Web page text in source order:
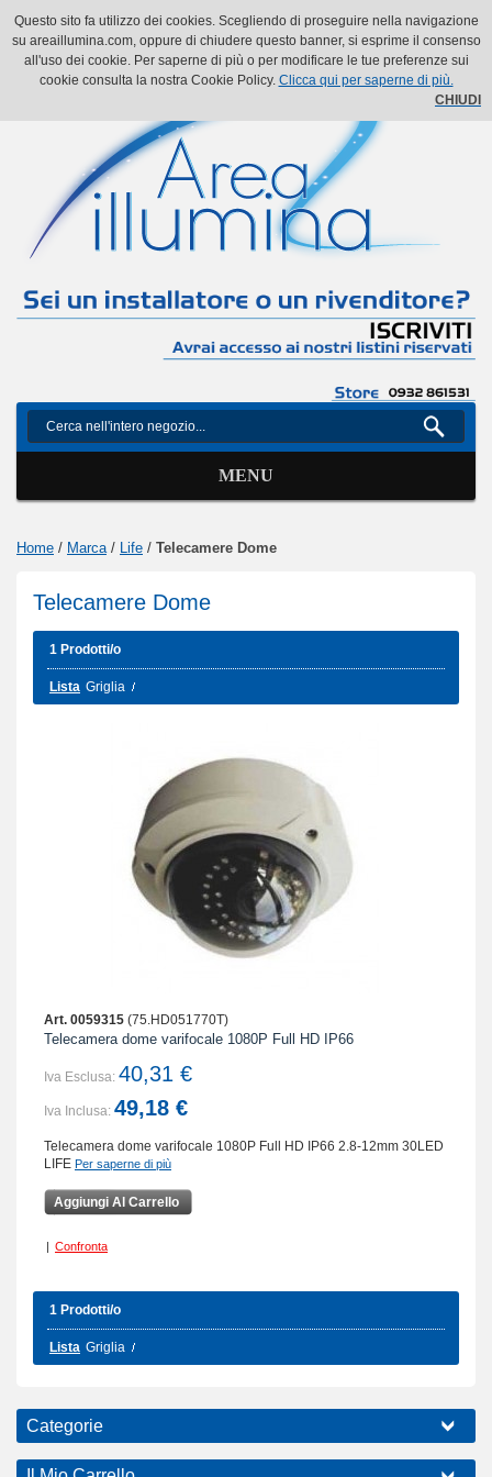
Il mio account Il mio carrello Vai alla Cassa Accedi
MENU
Home / Marca / Life / Telecamere Dome
Telecamere Dome
1 Prodotti/o
Lista Griglia
Art. 0059315 (75.HD051770T)
Telecamera dome varifocale 1080P Full HD IP66
Iva Esclusa: 40,31 €
Iva Inclusa: 49,18 €
Telecamera dome varifocale 1080P Full HD IP66 2.8-12mm 30LED
LIFE Per saperne di più
Aggiungi Al Carrello
| Confronta
1 Prodotti/o
Lista Griglia
Categorie
Questo sito fa utilizzo dei cookies. Scegliendo di proseguire nella navigazione
su areaillumina.com, oppure di chiudere questo banner, si esprime il consenso
all'uso dei cookie. Per saperne di più o per modificare le tue preferenze sui
cookie consulta la nostra Cookie Policy. Clicca qui per saperne di più.
CHIUDI